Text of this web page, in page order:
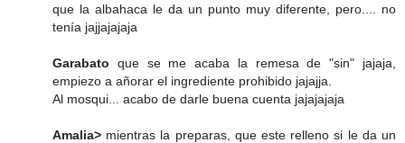
que la albahaca le da un punto muy diferente, pero.... no
tenía jajjajajaja
Garabato que se me acaba la remesa de "sin" jajaja,
empiezo a añorar el ingrediente prohibido jajajja.
Al mosqui... acabo de darle buena cuenta jajajajaja
Amalia> mientras la preparas, que este relleno si le da un